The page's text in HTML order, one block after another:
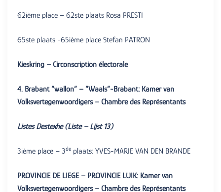
62ième place – 62ste plaats Rosa PRESTI
65ste plaats -65ième place Stefan PATRON
Kieskring – Circonscription électorale
4. Brabant “wallon” – “Waals”-Brabant: Kamer van
Volksvertegenwoordigers – Chambre des Représentants
Listes Destexhe (Liste – Lijst 13)
3ième place – 3de plaats: YVES-MARIE VAN DEN BRANDE
PROVINCIE DE LIEGE – PROVINCIE LUIK: Kamer van
Volksvertegenwoordigers – Chambre des Représentants